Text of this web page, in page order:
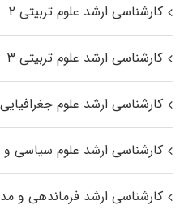
کارشناسی ارشد علوم تربیتی ۲
کارشناسی ارشد علوم تربیتی ۳
کارشناسی ارشد علوم جغرافیایی
کارشناسی ارشد علوم سیاسی و
کارشناسی ارشد فرماندهی و